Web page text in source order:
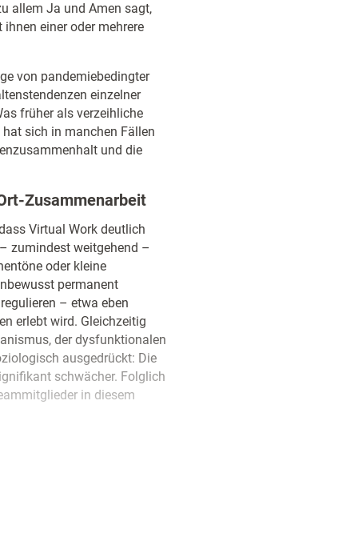
allem Ja und Amen sagt,
einer oder mehrere
von pandemiebedingter
einzelner
früher als verzeihliche
sich in manchen Fällen
und die
Zusammenarbeit
Virtual Work deutlich
zumindest weitgehend –
oder kleine
permanent
– etwa eben
erlebt wird. Gleichzeitig
der dysfunktionalen
ausgedrückt: Die
schwächer. Folglich
in diesem